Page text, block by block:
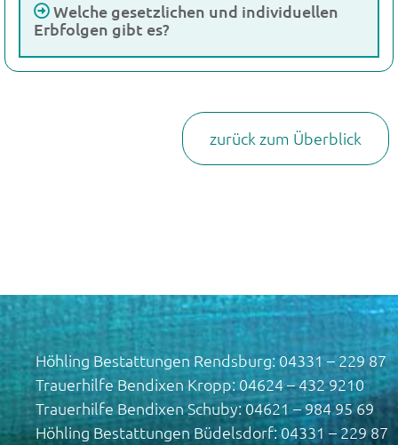
Welche gesetzlichen und individuellen
Erbfolgen gibt es?
zurück zum Überblick
Höhling Bestattungen Rendsburg: 04331 – 229 87
Trauerhilfe Bendixen Kropp: 04624 – 432 9210
Trauerhilfe Bendixen Schuby: 04621 – 984 95 69
Höhling Bestattungen Büdelsdorf: 04331 – 229 87